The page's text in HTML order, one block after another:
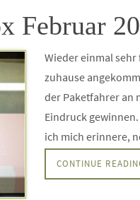
Februar
Wieder einmal
zuhause
der Paketfahrer an
Eindruck
ich mich erinnere,
CONTINUE